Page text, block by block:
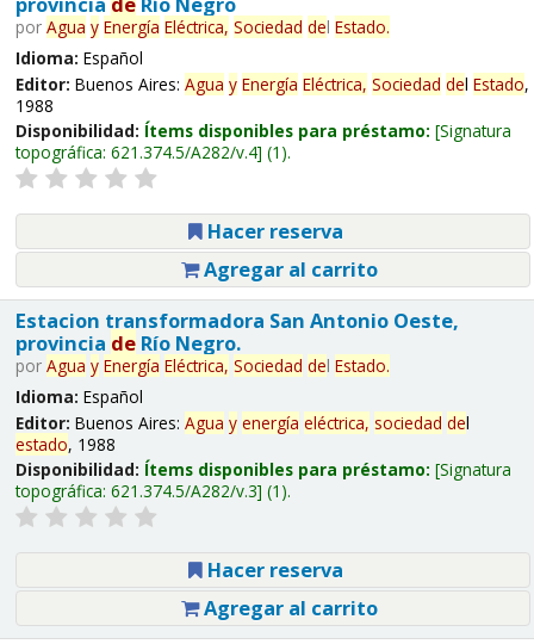
por Agua y Energía Eléctrica, Sociedad del Estado.
Idioma: Español
Editor: Buenos Aires: Agua y Energía Eléctrica, Sociedad del Estado,
1988
Disponibilidad: Ítems disponibles para préstamo: Signatura
topográfica: 621.374.5/A282/v.4 (1).
Hacer reserva
Agregar al carrito
Estacion transformadora San Antonio Oeste,
provincia deRío Negro.
por Agua y Energía Eléctrica, Sociedad del Estado.
Idioma: Español
Editor: Buenos Aires: Agua y energía eléctrica, sociedad del
estado, 1988
Disponibilidad: Ítems disponibles para préstamo: Signatura
topográfica: 621.374.5/A282/v.3 (1).
Hacer reserva
Agregar al carrito